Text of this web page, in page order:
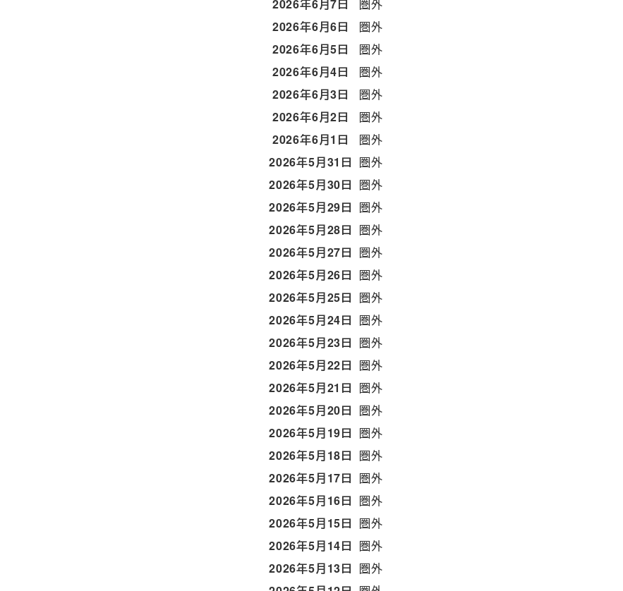
2026年6月7日
圏外
2026年6月6日
圏外
2026年6月5日
圏外
2026年6月4日
圏外
2026年6月3日
圏外
2026年6月2日
圏外
2026年6月1日
圏外
2026年5月31日 圏外
2026年5月30日 圏外
2026年5月29日 圏外
2026年5月28日 圏外
2026年5月27日 圏外
2026年5月26日 圏外
2026年5月25日 圏外
2026年5月24日 圏外
2026年5月23日 圏外
2026年5月22日 圏外
2026年5月21日 圏外
2026年5月20日 圏外
2026年5月19日 圏外
2026年5月18日 圏外
2026年5月17日 圏外
2026年5月16日 圏外
2026年5月15日 圏外
2026年5月14日 圏外
2026年5月13日 圏外